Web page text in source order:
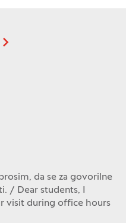
da se za govorilne
/ Dear students, I
visit during office hours